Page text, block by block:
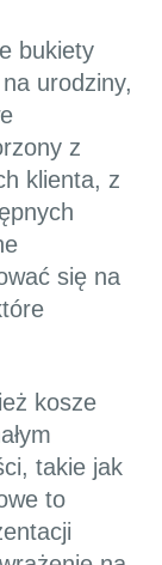
bukiety
urodziny,
z
klienta, z
się na
kosze
takie jak
to